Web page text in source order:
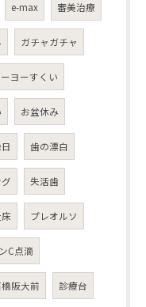
e-max 審美治療
ガチャガチャ
ヨーすくい
お盆休み
歯の漂白
失活歯
プレオルソ
C点滴
阪大前 診療台